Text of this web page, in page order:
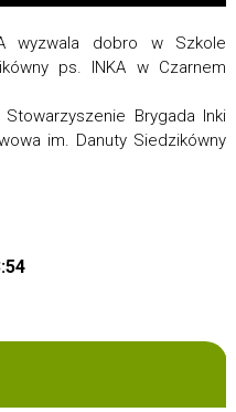
wyzwala dobro w Szkole
ps. INKA w Czarnem
Brygada Inki
im. Danuty Siedzikówny